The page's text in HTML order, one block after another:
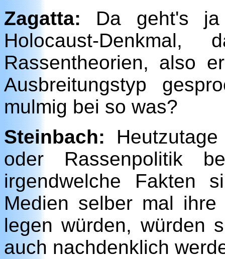
Zagatta: Da geht's
Holocaust-
Rassentheorien, also
Ausbreitungstyp
mulmig bei so was?
Steinbach:
oder Rassenpolitik
irgendwelche Fakten
Medien selber mal
legen würden, würden
auch nachdenklich